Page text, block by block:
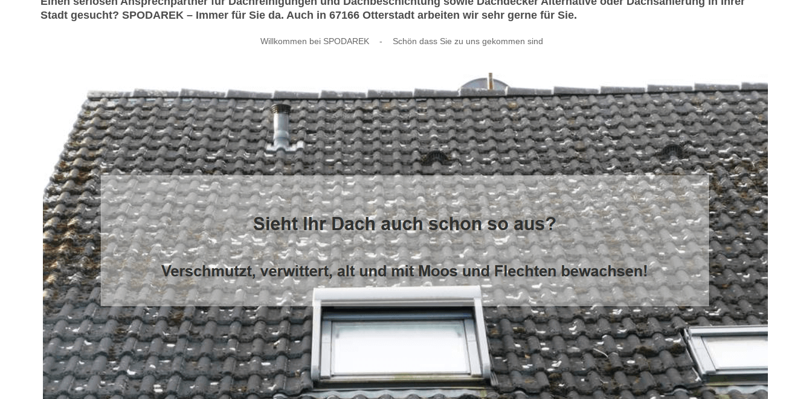
Stadt gesucht? SPODAREK – Immer für Sie da. Auch in 67166 Otterstadt arbeiten wir sehr gerne für Sie.
Willkommen bei SPODAREK - Schön dass Sie zu uns gekommen sind